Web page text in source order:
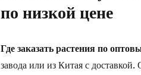
по низкой цене
Где заказать растения по
завода или из Китая с